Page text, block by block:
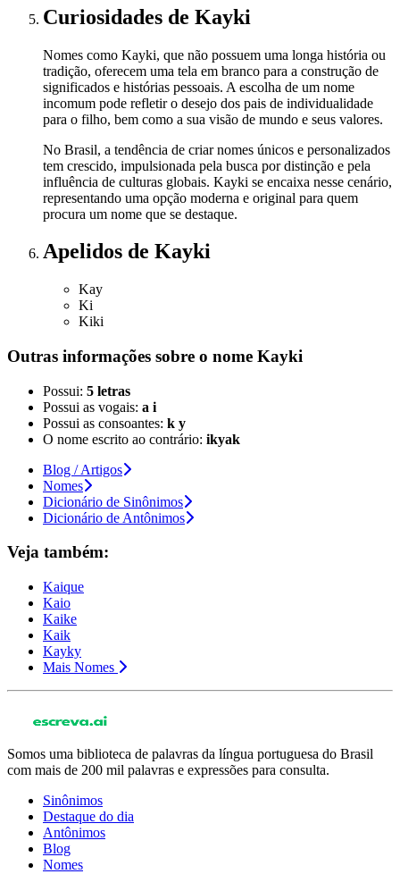
Curiosidades de Kayki
Nomes como Kayki, que não possuem uma longa história ou
tradição, oferecem uma tela em branco para a construção de
significados e histórias pessoais. A escolha de um nome
incomum pode refletir o desejo dos pais de individualidade
para o filho, bem como a sua visão de mundo e seus valores.
No Brasil, a tendência de criar nomes únicos e personalizados
tem crescido, impulsionada pela busca por distinção e pela
influência de culturas globais. Kayki se encaixa nesse cenário,
representando uma opção moderna e original para quem
procura um nome que se destaque.
Apelidos de Kayki
Kay
Ki
Kiki
Outras informações sobre o nome Kayki
Possui: 5 letras
Possui as vogais: a i
Possui as consoantes: k y
O nome escrito ao contrário: ikyak
Blog / Artigos
Nomes
Dicionário de Sinônimos
Dicionário de Antônimos
Veja também:
Kaique
Kaio
Kaike
Kaik
Kayky
Mais Nomes
Somos uma biblioteca de palavras da língua portuguesa do Brasil
com mais de 200 mil palavras e expressões para consulta.
Sinônimos
Destaque do dia
Antônimos
Blog
Nomes